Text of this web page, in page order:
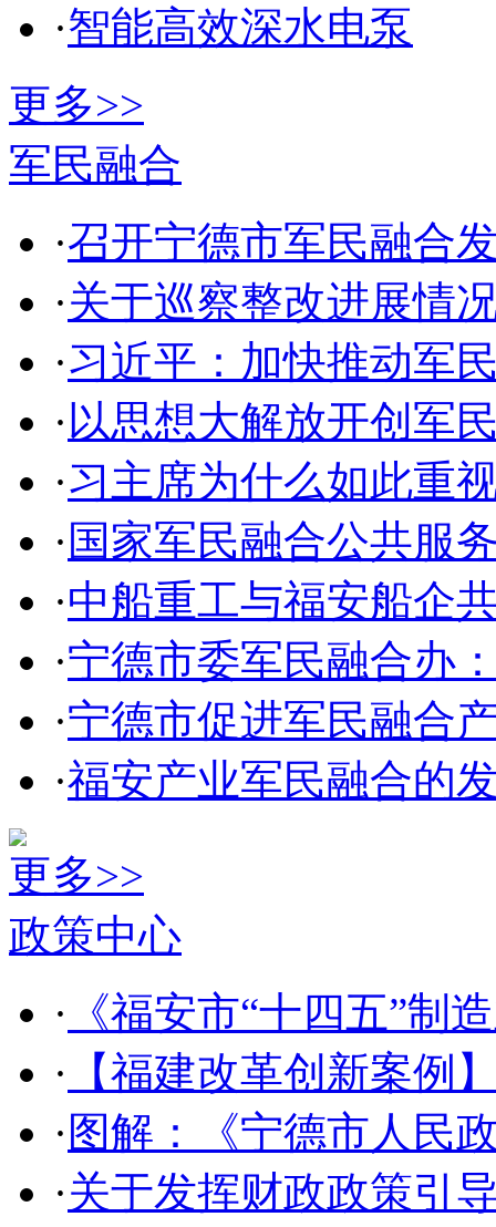
·智能高效深水电泵
更多>>
军民融合
·召开宁德市军民融合
·关于巡察整改进展情
·习近平：加快推动军
·以思想大解放开创军
·习主席为什么如此重
· 国家军民融合公共服
·中船重工与福安船企
·宁德市委军民融合办
·宁德市促进军民融合
·福安产业军民融合的
更多>>
政策中心
· 《福安市“十四五”制
· 【福建改革创新案例
· 图解：《宁德市人民
·关于发挥财政政策引